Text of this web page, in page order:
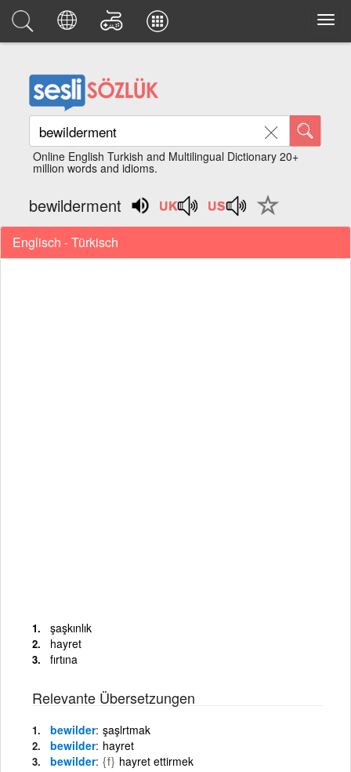
Online English Turkish and Multilingual Dictionary 20+
million words and idioms.
bewilderment
Englisch - Türkisch
şaşkınlık
hayret
fırtına
Relevante Übersetzungen
bewilder şaşlrtmak
bewilder hayret
bewilder {f} hayret ettirmek